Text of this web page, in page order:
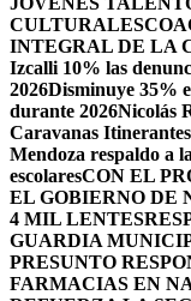
CULTURALES
INTEGRAL DE LA
Izcalli 10% las
2026Disminuye 35%
durante 2026Nicolás
Caravanas
Mendoza respaldo a
escolaresCON EL
EL GOBIERNO DE
4 MIL LENTES
GUARDIA
PRESUNTO
FARMACIAS EN